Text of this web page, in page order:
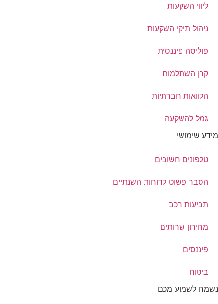
ליווי השקעות
ניהול תיקי השקעות
פוליסה פיננסית
קרן השתלמות
הלוואות חברתיות
גמל להשקעה
מידע שימושי
טלפונים חשובים
הסבר פשוט לדוחות השנתיים
תביעות רכב
מחירון שרותים
פיננסים
ביטוח
נשמח לשמוע מכם